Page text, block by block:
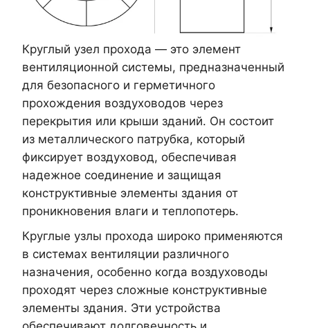
Круглый узел прохода — это элемент
вентиляционной системы, предназначенный
для безопасного и герметичного
прохождения воздуховодов через
перекрытия или крыши зданий. Он состоит
из металлического патрубка, который
фиксирует воздуховод, обеспечивая
надежное соединение и защищая
конструктивные элементы здания от
проникновения влаги и теплопотерь.
Круглые узлы прохода широко применяются
в системах вентиляции различного
назначения, особенно когда воздуховоды
проходят через сложные конструктивные
элементы здания. Эти устройства